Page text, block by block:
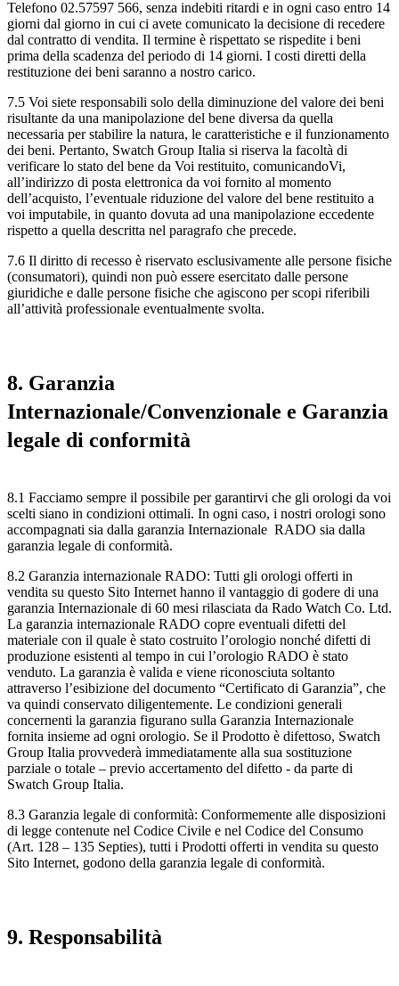
Telefono 02.57597 566, senza indebiti ritardi e in ogni caso entro 14
giorni dal giorno in cui ci avete comunicato la decisione di recedere
dal contratto di vendita. Il termine è rispettato se rispedite i beni
prima della scadenza del periodo di 14 giorni. I costi diretti della
restituzione dei beni saranno a nostro carico.
7.5 Voi siete responsabili solo della diminuzione del valore dei beni
risultante da una manipolazione del bene diversa da quella
necessaria per stabilire la natura, le caratteristiche e il funzionamento
dei beni. Pertanto, Swatch Group Italia si riserva la facoltà di
verificare lo stato del bene da Voi restituito, comunicandoVi,
all’indirizzo di posta elettronica da voi fornito al momento
dell’acquisto, l’eventuale riduzione del valore del bene restituito a
voi imputabile, in quanto dovuta ad una manipolazione eccedente
rispetto a quella descritta nel paragrafo che precede.
7.6 Il diritto di recesso è riservato esclusivamente alle persone fisiche
(consumatori), quindi non può essere esercitato dalle persone
giuridiche e dalle persone fisiche che agiscono per scopi riferibili
all’attività professionale eventualmente svolta.
8. Garanzia
Internazionale/Convenzionale e Garanzia
legale di conformità
8.1 Facciamo sempre il possibile per garantirvi che gli orologi da voi
scelti siano in condizioni ottimali. In ogni caso, i nostri orologi sono
accompagnati sia dalla garanzia Internazionale RADO sia dalla
garanzia legale di conformità.
8.2 Garanzia internazionale RADO: Tutti gli orologi offerti in
vendita su questo Sito Internet hanno il vantaggio di godere di una
garanzia Internazionale di 60 mesi rilasciata da Rado Watch Co. Ltd.
La garanzia internazionale RADO copre eventuali difetti del
materiale con il quale è stato costruito l’orologio nonché difetti di
produzione esistenti al tempo in cui l’orologio RADO è stato
venduto. La garanzia è valida e viene riconosciuta soltanto
attraverso l’esibizione del documento “Certificato di Garanzia”, che
va quindi conservato diligentemente. Le condizioni generali
concernenti la garanzia figurano sulla Garanzia Internazionale
fornita insieme ad ogni orologio. Se il Prodotto è difettoso, Swatch
Group Italia provvederà immediatamente alla sua sostituzione
parziale o totale – previo accertamento del difetto - da parte di
Swatch Group Italia.
8.3 Garanzia legale di conformità: Conformemente alle disposizioni
di legge contenute nel Codice Civile e nel Codice del Consumo
(Art. 128 – 135 Septies), tutti i Prodotti offerti in vendita su questo
Sito Internet, godono della garanzia legale di conformità.
9. Responsabilità